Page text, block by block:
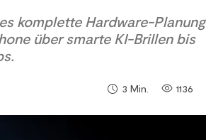
komplette Hardware-Planung
über smarte KI-Brillen bis
1136
3 Min.